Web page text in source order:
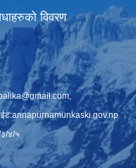
विवरण
,
५